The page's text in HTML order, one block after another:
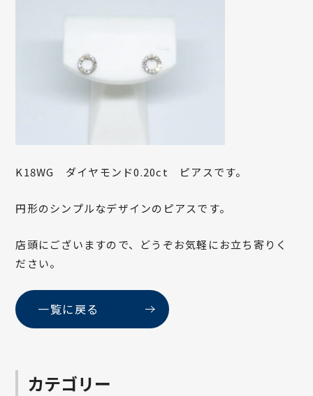
K18WG ダイヤモンド0.20ct ピアスです。
円形のシンプルなデザインのピアスです。
店頭にございますので、どうぞお気軽にお立ち寄りく
ださい。
一覧に戻る
カテゴリー